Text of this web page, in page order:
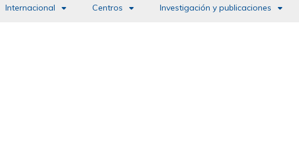
Internacional Centros Investigación y publicaciones